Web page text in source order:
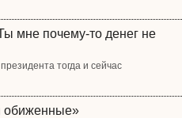
мне почему-то денег не
тогда и сейчас
обиженные»